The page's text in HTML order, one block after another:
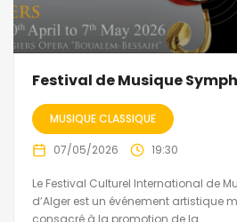
Festival de Musique
MUSIQUE CLASSIQUE
07/05/2026 19:30
Le Festival Culturel International de
d’Alger est un événement artistique